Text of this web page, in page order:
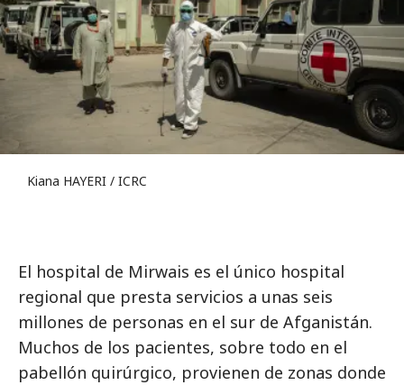
Kiana HAYERI / ICRC
El hospital de Mirwais es el único hospital
regional que presta servicios a unas seis
millones de personas en el sur de Afganistán.
Muchos de los pacientes, sobre todo en el
pabellón quirúrgico, provienen de zonas donde